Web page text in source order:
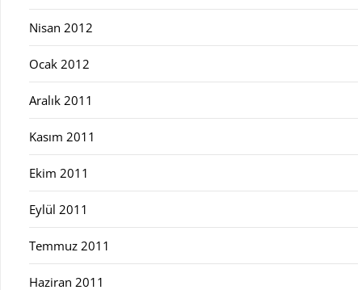
Nisan 2012
Ocak 2012
Aralık 2011
Kasım 2011
Ekim 2011
Eylül 2011
Temmuz 2011
Haziran 2011